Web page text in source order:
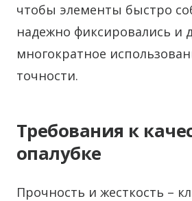
чтобы элементы быстро
надежно фиксировались и
многократное
точности.
Требования к
опалубке
Прочность и жесткость –